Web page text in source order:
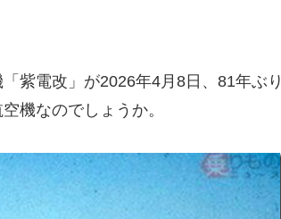
紫電改」が2026年4月8日、81年ぶり
機なのでしょうか。